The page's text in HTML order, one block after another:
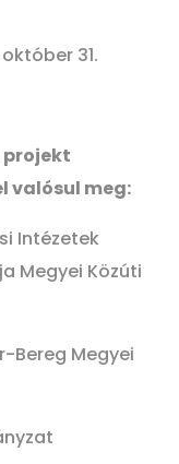
31.
projekt
valósul meg:
Intézetek
Megyei Közúti
Bereg Megyei